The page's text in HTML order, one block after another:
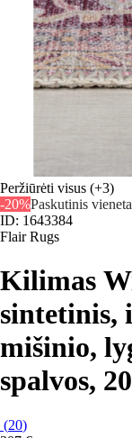
Peržiūrėti visus (+3)
-20%Paskutinis
ID: 1643384
Flair Rugs
Kilimas
sintetinis,
mišinio,
spalvos,
(20)